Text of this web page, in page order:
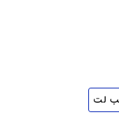
تب لت